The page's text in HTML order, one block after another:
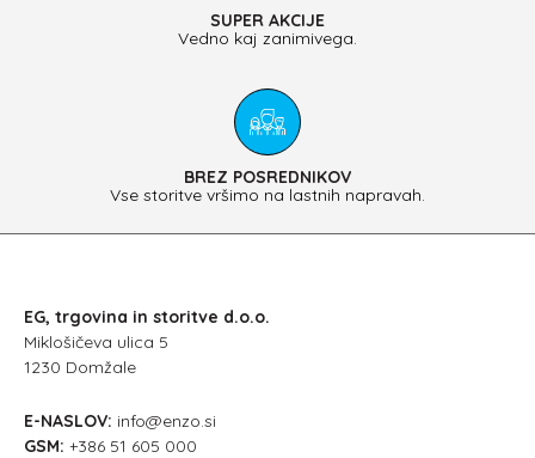
SUPER AKCIJE
Vedno kaj zanimivega.
BREZ POSREDNIKOV
Vse storitve vršimo na lastnih napravah.
EG, trgovina in storitve d.o.o.
Miklošičeva ulica 5
1230 Domžale
E-NASLOV: info@enzo.si
GSM: +386 51 605 000